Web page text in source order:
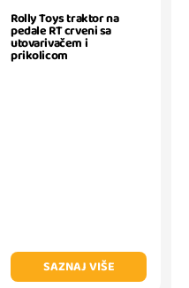
Rolly Toys traktor na
pedale RT crveni sa
utovarivačem i
prikolicom
SAZNAJ VIŠE